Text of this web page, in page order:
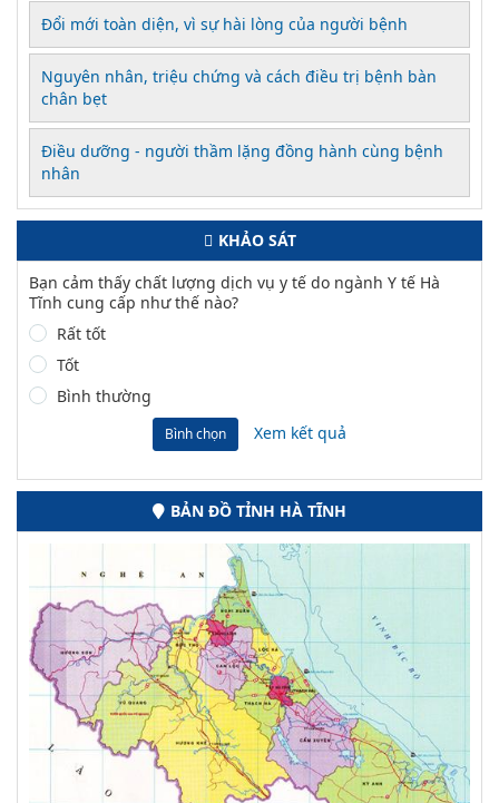
Đổi mới toàn diện, vì sự hài lòng của người bệnh
Nguyên nhân, triệu chứng và cách điều trị bệnh bàn
chân bẹt
Điều dưỡng - người thầm lặng đồng hành cùng bệnh
nhân
KHẢO SÁT
Bạn cảm thấy chất lượng dịch vụ y tế do ngành Y tế Hà
Tĩnh cung cấp như thế nào?
Rất tốt
Tốt
Bình thường
Bình chọn Xem kết quả
BẢN ĐỒ TỈNH HÀ TĨNH